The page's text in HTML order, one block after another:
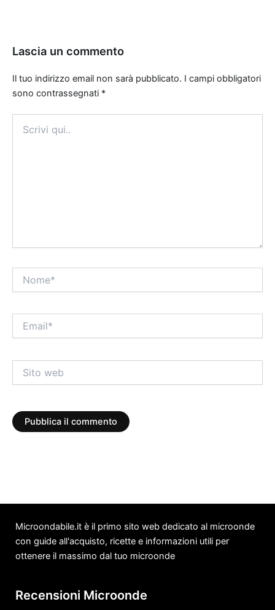
Lascia un commento
Il tuo indirizzo email non sarà pubblicato. I campi obbligatori
sono contrassegnati *
qui..
web
Microondabile.it è il primo sito web dedicato al microonde
con guide all'acquisto, ricette e informazioni utili per
ottenere il massimo dal tuo microonde
Recensioni Microonde